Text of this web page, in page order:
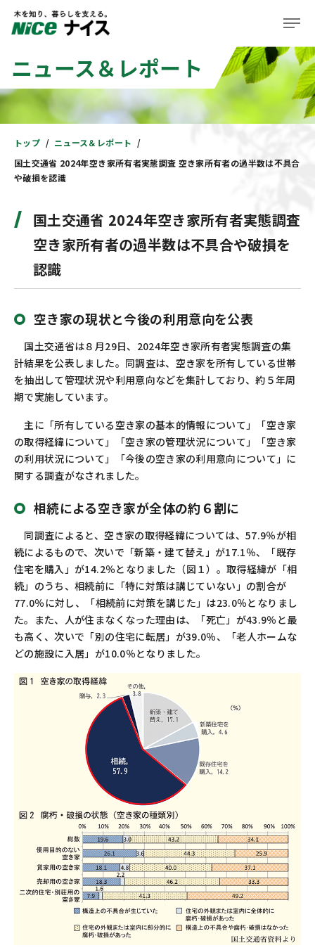
企業情報
事業紹介
サステナビリティ
採用情報
住まい
お問い合わせ カスタマーセンター
ニュース＆レポート
トップ
ニュース＆レポート
国土交通省 2024年空き家所有者実態調査 空き家所有者の過半数は不具合
や破損を認識
国土交通省 2024年空き家所有者実態調査
空き家所有者の過半数は不具合や破損を
認識
空き家の現状と今後の利用意向を公表
国土交通省は８月29日、2024年空き家所有者実態調査の集
計結果を公表しました。同調査は、空き家を所有している世帯
を抽出して管理状況や利用意向などを集計しており、約５年周
期で実施しています。
主に「所有している空き家の基本的情報について」「空き家
の取得経緯について」「空き家の管理状況について」「空き家
の利用状況について」「今後の空き家の利用意向について」に
関する調査がなされました。
相続による空き家が全体の約６割に
同調査によると、空き家の取得経緯については、57.9％が相
続によるもので、次いで「新築・建て替え」が17.1％、「既存
住宅を購入」が14.2％となりました（図１）。取得経緯が「相
続」のうち、相続前に「特に対策は講じていない」の割合が
77.0％に対し、「相続前に対策を講じた」は23.0％となりまし
た。また、人が住まなくなった理由は、「死亡」が43.9％と最
も高く、次いで「別の住宅に転居」が39.0％、「老人ホームな
どの施設に入居」が10.0％となりました。